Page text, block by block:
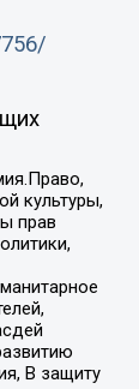
культуры,
прав
В защиту